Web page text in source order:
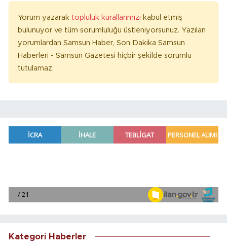
Yorum yazarak topluluk kurallarımızı kabul etmiş
bulunuyor ve tüm sorumluluğu üstleniyorsunuz. Yazılan
yorumlardan Samsun Haber, Son Dakika Samsun
Haberleri - Samsun Gazetesi hiçbir şekilde sorumlu
tutulamaz.
Kategori Haberler